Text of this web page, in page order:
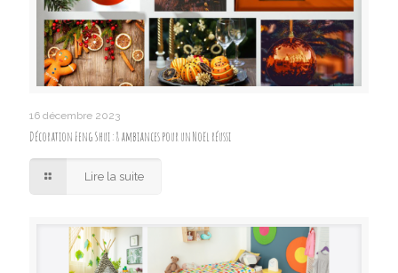
16 décembre 2023
Décoration Feng Shui : 8 ambiances pour un Noël réussi
Lire la suite